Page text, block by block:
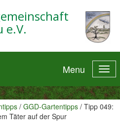
e.V.
Menu
/ GGD-Gartentipps / Tipp 049:
Täter auf der Spur